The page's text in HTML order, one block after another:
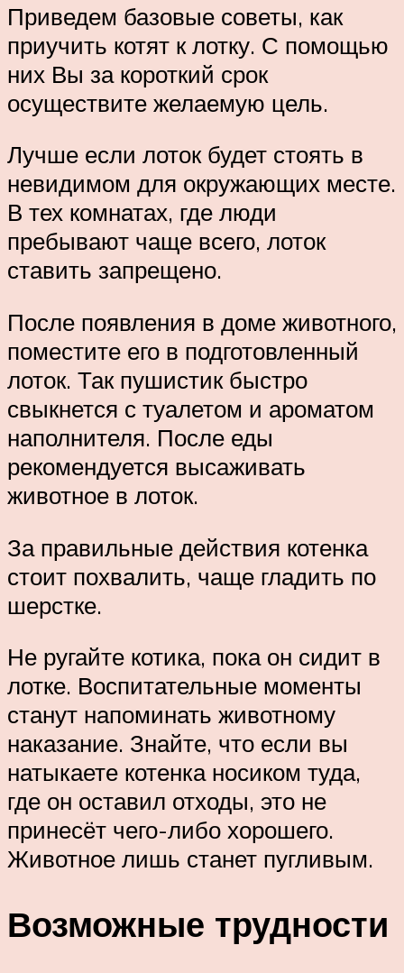
Приведем базовые советы, как
приучить котят к лотку. С помощью
них Вы за короткий срок
осуществите желаемую цель.
Лучше если лоток будет стоять в
невидимом для окружающих месте.
В тех комнатах, где люди
пребывают чаще всего, лоток
ставить запрещено.
После появления в доме животного,
поместите его в подготовленный
лоток. Так пушистик быстро
свыкнется с туалетом и ароматом
наполнителя. После еды
рекомендуется высаживать
животное в лоток.
За правильные действия котенка
стоит похвалить, чаще гладить по
шерстке.
Не ругайте котика, пока он сидит в
лотке. Воспитательные моменты
станут напоминать животному
наказание. Знайте, что если вы
натыкаете котенка носиком туда,
где он оставил отходы, это не
принесёт чего-либо хорошего.
Животное лишь станет пугливым.
Возможные трудности